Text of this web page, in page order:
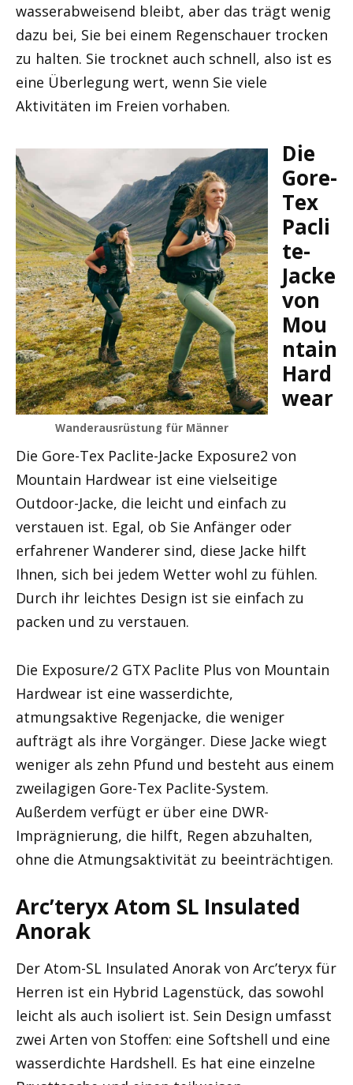
wasserabweisend bleibt, aber das trägt wenig
dazu bei, Sie bei einem Regenschauer trocken
zu halten. Sie trocknet auch schnell, also ist es
eine Überlegung wert, wenn Sie viele
Aktivitäten im Freien vorhaben.
Wanderausrüstung für Männer
Die
Gore-
Tex
Pacli
te-
Jacke
von
Mou
ntain
Hard
wear
Die Gore-Tex Paclite-Jacke Exposure2 von
Mountain Hardwear ist eine vielseitige
Outdoor-Jacke, die leicht und einfach zu
verstauen ist. Egal, ob Sie Anfänger oder
erfahrener Wanderer sind, diese Jacke hilft
Ihnen, sich bei jedem Wetter wohl zu fühlen.
Durch ihr leichtes Design ist sie einfach zu
packen und zu verstauen.
Die Exposure/2 GTX Paclite Plus von Mountain
Hardwear ist eine wasserdichte,
atmungsaktive Regenjacke, die weniger
aufträgt als ihre Vorgänger. Diese Jacke wiegt
weniger als zehn Pfund und besteht aus einem
zweilagigen Gore-Tex Paclite-System.
Außerdem verfügt er über eine DWR-
Imprägnierung, die hilft, Regen abzuhalten,
ohne die Atmungsaktivität zu beeinträchtigen.
Arc’teryx Atom SL Insulated
Anorak
Der Atom-SL Insulated Anorak von Arc’teryx für
Herren ist ein Hybrid Lagenstück, das sowohl
leicht als auch isoliert ist. Sein Design umfasst
zwei Arten von Stoffen: eine Softshell und eine
wasserdichte Hardshell. Es hat eine einzelne